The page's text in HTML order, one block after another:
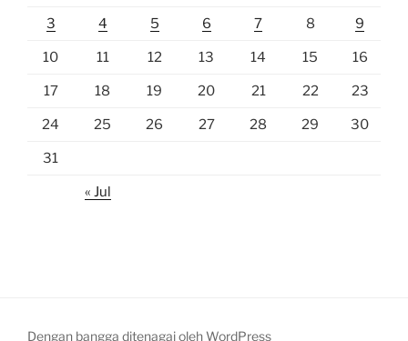
3 4 5 6 7 8 9
10 11 12 13 14 15 16
17 18 19 20 21 22 23
24 25 26 27 28 29 30
31
« Jul
Dengan bangga ditenagai oleh WordPress